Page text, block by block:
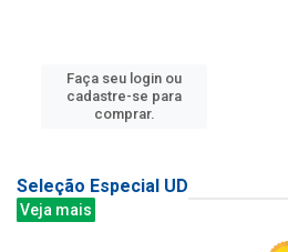
Faça seu login ou
cadastre-se para
comprar.
Seleção Especial UD
Veja mais